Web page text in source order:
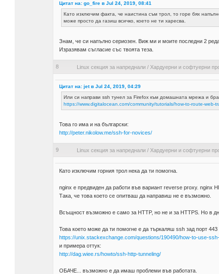
Цитат на: go_fire в Jul 24, 2019, 08:41
Като изключим факта, че наистина съм трол, то горе бях
може просто да газиш всичко, което не ти харесва.
Знам, че си напълно сериозен. Виж ми и моите последни 2
Изразявам съгласие със твоята теза.
8 Linux секция за напреднали/ Хардуерни и софтуерни
Цитат на: jet в Jul 24, 2019, 04:29
Или си направи ssh тунел за Firefox към домашната мрежа и
https://www.digitalocean.com/community/tutorials/how-to-route-web-
Това го има и на български:
http://peter.nikolow.me/ssh-for-novices/
9 Linux секция за напреднали/ Хардуерни и софтуерни
Като изключим горния трол нека да ти помогна.
nginx е предвиден да работи във вариант reverse proxy. nginx
Така, че това което се опитваш да направиш не е възможно.
Всъщност възможно е само за HTTP, но не и за HTTPS. Но в
Това което може да ти помогне е да търкаляш ssh зад порт 443
https://unix.stackexchange.com/questions/190490/how-to-use-
и примера оттук:
http://dag.wiee.rs/howto/ssh-http-tunneling/
ОБАЧЕ... възможно е да имаш проблеми във работата.